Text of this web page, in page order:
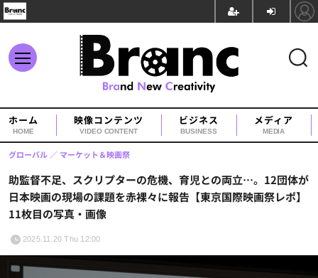
ホーム
HOME
映像コンテンツ
VIDEO CONTENT
ビジネス
BUSINESS
メディア
MEDIA
助監督不足、スクリプターの危機、育児との両立…。12団体が
日本映画の現場の課題を赤裸々に報告【東京国際映画祭レポ】
11枚目の写真・画像
グローバル マーケット＆映画祭
2025.11.20 Thu 12:00